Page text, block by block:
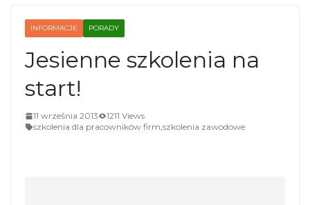
INFORMACJE PORADY
Jesienne szkolenia na
start!
11 września 2013
1211 Views
szkolenia dla pracowników firm,szkolenia zawodowe